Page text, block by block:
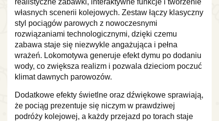
realistyczne zabawki, interaktywne funkcje i tworzenie
własnych scenerii kolejowych. Zestaw łączy klasyczny
styl pociągów parowych z nowoczesnymi
rozwiązaniami technologicznymi, dzięki czemu
zabawa staje się niezwykle angażująca i pełna
wrażeń. Lokomotywa generuje efekt dymu po dodaniu
wody, co zwiększa realizm i pozwala dzieciom poczuć
klimat dawnych parowozów.
Dodatkowe efekty świetlne oraz dźwiękowe sprawiają,
że pociąg prezentuje się niczym w prawdziwej
podróży kolejowej, a każdy przejazd po torach staje